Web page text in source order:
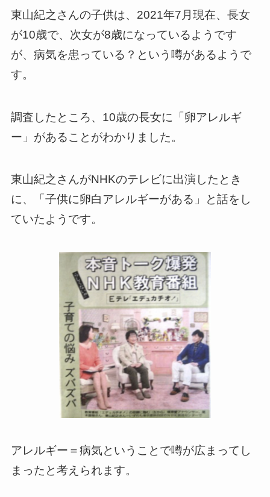
東山紀之さんの子供は、2021年7月現在、長女
が10歳で、次女が8歳になっているようです
が、病気を患っている？という噂があるようで
す。
調査したところ、10歳の長女に「卵アレルギ
ー」があることがわかりました。
東山紀之さんがNHKのテレビに出演したとき
に、「子供に卵白アレルギーがある」と話をし
ていたようです。
アレルギー＝病気ということで噂が広まってし
まったと考えられます。